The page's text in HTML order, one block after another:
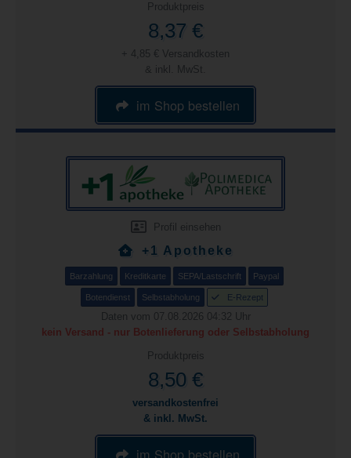
Produktpreis
8,37 €
+ 4,85 € Versandkosten
& inkl. MwSt.
im Shop bestellen
Profil einsehen
+1 Apotheke
Barzahlung Kreditkarte SEPA/Lastschrift Paypal
Botendienst Selbstabholung E-Rezept
Daten vom 07.08.2026 04:32 Uhr
kein Versand - nur Botenlieferung oder Selbstabholung
Produktpreis
8,50 €
versandkostenfrei
& inkl. MwSt.
im Shop bestellen